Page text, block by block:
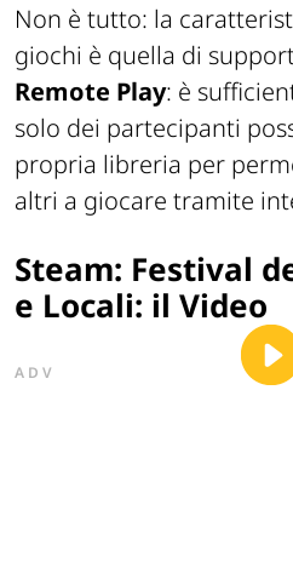
Non è tutto: la
giochi è quella di
Remote Play: è
solo dei partecipanti
propria libreria per
altri a giocare tramite
Steam: Festival
e Locali: il Video
ADV